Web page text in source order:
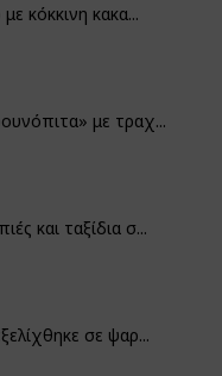
κόκκινη κακα...
με τραχ...
και ταξίδια σ...
σε ψαρ...